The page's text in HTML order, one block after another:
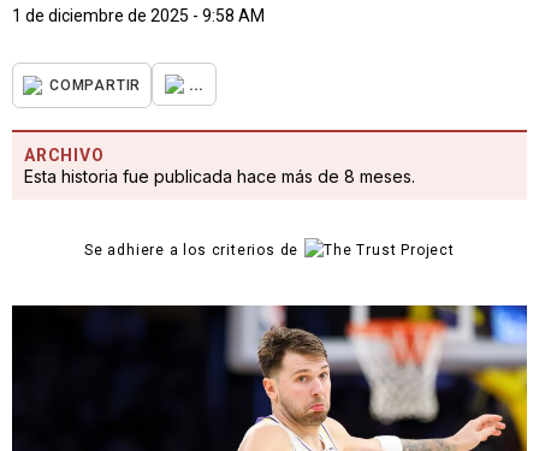
1 de diciembre de 2025 - 9:58 AM
COMPARTIR ...
ARCHIVO
Esta historia fue publicada hace más de 8 meses.
Se adhiere a los criterios de